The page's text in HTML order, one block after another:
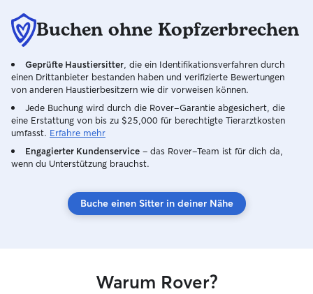
Buchen ohne Kopfzerbrechen
Geprüfte Haustiersitter , die ein Identifikationsverfahren durch
einen Drittanbieter bestanden haben und verifizierte Bewertungen
von anderen Haustierbesitzern wie dir vorweisen können.
Jede Buchung wird durch die Rover-Garantie abgesichert, die
eine Erstattung von bis zu $25,000 für berechtigte Tierarztkosten
umfasst. Erfahre mehr
Engagierter Kundenservice – das Rover-Team ist für dich da,
wenn du Unterstützung brauchst.
Buche einen Sitter in deiner Nähe
Warum Rover?